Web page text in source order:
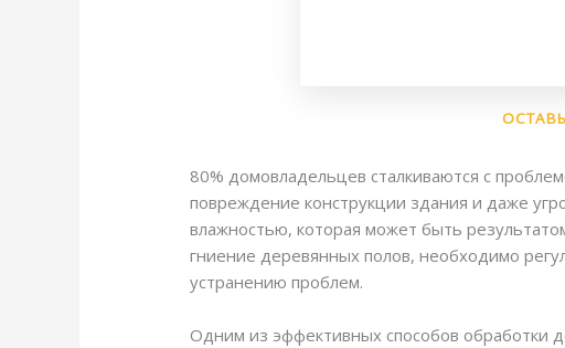
80% домовладельцев сталкиваются с
повреждение конструкции здания и даже
влажностью, которая может быть
гниение деревянных полов, необходимо
устранению проблем.
Одним из эффективных способов обработки